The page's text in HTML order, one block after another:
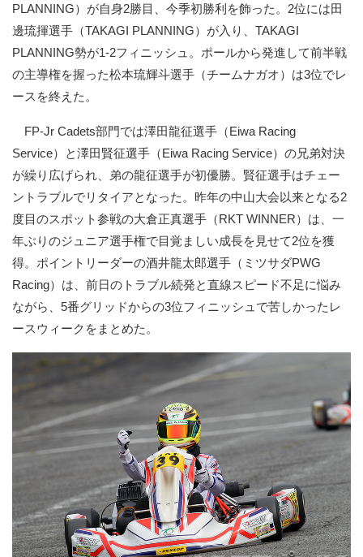
PLANNING）が自身2勝目、今季初勝利を飾った。2位には田
邊琉揮選手（TAKAGI PLANNING）が入り、TAKAGI
PLANNING勢が1-2フィニッシュ。ポールから発進して前半戦
の主導権を握った松本琉輝斗選手（チームナガオ）は3位でレ
ースを終えた。
FP-Jr Cadets部門では澤田龍征選手（Eiwa Racing
Service）と澤田賢征選手（Eiwa Racing Service）の兄弟対決
が繰り広げられ、弟の龍征選手が初優勝。賢征選手はチェー
ントラブルでリタイアとなった。昨年の中山大会以来となる2
度目のスポット参戦の大倉正真選手（RKT WINNER）は、一
年ぶりのジュニア選手権で目覚ましい成長を見せて2位を獲
得。ポイントリーダーの酒井龍太郎選手（ミツサダPWG
Racing）は、前日のトラブル続発と直線スピード不足に悩み
ながら、5番グリッドからの3位フィニッシュで苦しかったレ
ースウィークをまとめた。